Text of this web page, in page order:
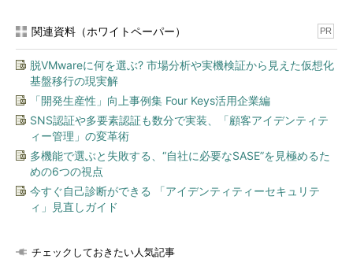
関連資料（ホワイトペーパー） PR
脱VMwareに何を選ぶ? 市場分析や実機検証から見えた仮想化
基盤移行の現実解
「開発生産性」向上事例集 Four Keys活用企業編
SNS認証や多要素認証も数分で実装、「顧客アイデンティテ
ィー管理」の変革術
多機能で選ぶと失敗する、“自社に必要なSASE”を見極めるた
めの6つの視点
今すぐ自己診断ができる 「アイデンティティーセキュリテ
ィ」見直しガイド
チェックしておきたい人気記事